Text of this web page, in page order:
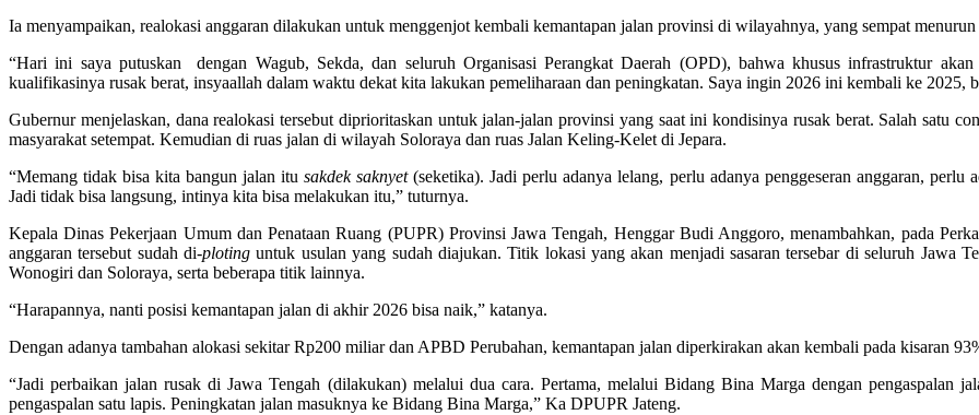
Ia menyampaikan, realokasi anggaran dilakukan untuk menggenjot kembali kemantapan jalan provinsi di wilayahnya, yang sempat
“Hari ini saya putuskan dengan Wagub, Sekda, dan seluruh Organisasi Perangkat Daerah (OPD), bahwa khusus infrastruktur
kualifikasinya rusak berat, insyaallah dalam waktu dekat kita lakukan pemeliharaan dan peningkatan. Saya ingin 2026 ini kembali ke 2025,
Gubernur menjelaskan, dana realokasi tersebut diprioritaskan untuk jalan-jalan provinsi yang saat ini kondisinya rusak berat. Salah satu
masyarakat setempat. Kemudian di ruas jalan di wilayah Soloraya dan ruas Jalan Keling-Kelet di Jepara.
“Memang tidak bisa kita bangun jalan itusakdek saknyet(seketika). Jadi perlu adanya lelang, perlu adanya penggeseran anggaran, perlu
Jadi tidak bisa langsung, intinya kita bisa melakukan itu,” tuturnya.
Kepala Dinas Pekerjaan Umum dan Penataan Ruang (PUPR) Provinsi Jawa Tengah, Henggar Budi Anggoro, menambahkan, pada
anggaran tersebut sudah di-plotinguntuk usulan yang sudah diajukan. Titik lokasi yang akan menjadi sasaran tersebar di seluruh Jawa
Wonogiri dan Soloraya, serta beberapa titik lainnya.
“Harapannya, nanti posisi kemantapan jalan di akhir 2026 bisa naik,” katanya.
Dengan adanya tambahan alokasi sekitar Rp200 miliar dan APBD Perubahan, kemantapan jalan diperkirakan akan kembali pada kisaran
“Jadi perbaikan jalan rusak di Jawa Tengah (dilakukan) melalui dua cara. Pertama, melalui Bidang Bina Marga dengan pengaspalan
pengaspalan satu lapis. Peningkatan jalan masuknya ke Bidang Bina Marga,” Ka DPUPR Jateng.